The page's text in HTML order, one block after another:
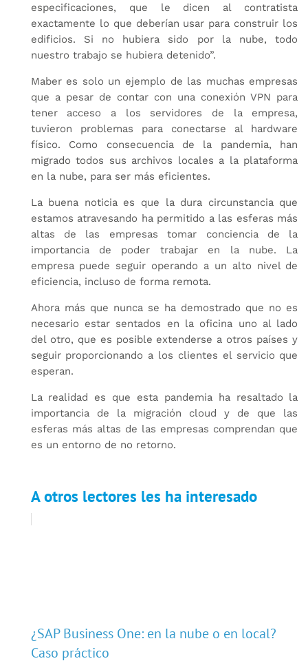
especificaciones, que le dicen al contratista
exactamente lo que deberían usar para construir los
edificios. Si no hubiera sido por la nube, todo
nuestro trabajo se hubiera detenido”.
Maber es solo un ejemplo de las muchas empresas
que a pesar de contar con una conexión VPN para
tener acceso a los servidores de la empresa,
tuvieron problemas para conectarse al hardware
físico. Como consecuencia de la pandemia, han
migrado todos sus archivos locales a la plataforma
en la nube, para ser más eficientes.
La buena noticia es que la dura circunstancia que
estamos atravesando ha permitido a las esferas más
altas de las empresas tomar conciencia de la
importancia de poder trabajar en la nube. La
empresa puede seguir operando a un alto nivel de
eficiencia, incluso de forma remota.
Ahora más que nunca se ha demostrado que no es
necesario estar sentados en la oficina uno al lado
del otro, que es posible extenderse a otros países y
seguir proporcionando a los clientes el servicio que
esperan.
La realidad es que esta pandemia ha resaltado la
importancia de la migración cloud y de que las
esferas más altas de las empresas comprendan que
es un entorno de no retorno.
A otros lectores les ha interesado
¿SAP Business One: en la nube o en local?
Caso práctico